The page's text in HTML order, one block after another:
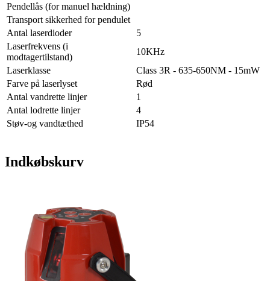
Pendellås (for manuel hældning)
Transport sikkerhed for pendulet
Antal laserdioder
5
Laserfrekvens (i
modtagertilstand)
10KHz
Laserklasse
Class 3R - 635-650NM - 15mW
Farve på laserlyset
Rød
Antal vandrette linjer
1
Antal lodrette linjer
4
Støv-og vandtæthed
IP54
Indkøbskurv